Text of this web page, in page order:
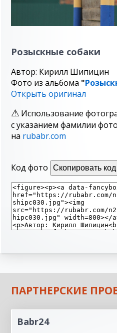
Розыскные собаки
Автор: Кирилл Шипицин
Фото из альбома "
Открыть оригинал
Использование
с указанием фамилии
на rubabr.com
Код фото Скопировать код
ПАРТНЕРСКИЕ
Babr24